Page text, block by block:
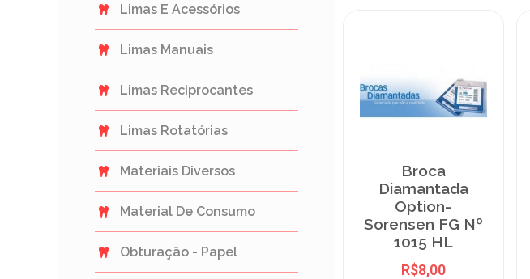
Limas E Acessórios
Limas Manuais
Limas Reciprocantes
Limas Rotatórias
Materiais Diversos
Material De Consumo
Obturação - Papel
Broca
Diamantada
Option-
Sorensen FG Nº
1015 HL
R$8,00